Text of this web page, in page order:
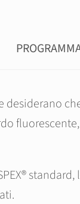
standard,